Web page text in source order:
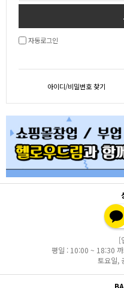
자동로그인
아이디/비밀번호 찾기
[
평일 : 10:00 ~ 18:30
토요일,